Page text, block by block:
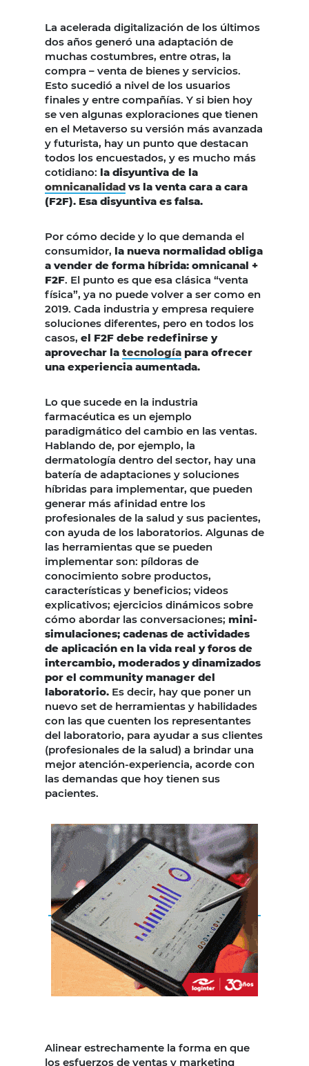
La acelerada digitalización de los últimos
dos años generó una adaptación de
muchas costumbres, entre otras, la
compra – venta de bienes y servicios.
Esto sucedió a nivel de los usuarios
finales y entre compañías. Y si bien hoy
se ven algunas exploraciones que tienen
en el Metaverso su versión más avanzada
y futurista, hay un punto que destacan
todos los encuestados, y es mucho más
cotidiano: la disyuntiva de la
omnicanalidad vs la venta cara a cara
(F2F). Esa disyuntiva es falsa.
Por cómo decide y lo que demanda el
consumidor, la nueva normalidad obliga
a vender de forma híbrida: omnicanal +
F2F. El punto es que esa clásica “venta
física”, ya no puede volver a ser como en
2019. Cada industria y empresa requiere
soluciones diferentes, pero en todos los
casos, el F2F debe redefinirse y
aprovechar la tecnología para ofrecer
una experiencia aumentada.
Lo que sucede en la industria
farmacéutica es un ejemplo
paradigmático del cambio en las ventas.
Hablando de, por ejemplo, la
dermatología dentro del sector, hay una
batería de adaptaciones y soluciones
híbridas para implementar, que pueden
generar más afinidad entre los
profesionales de la salud y sus pacientes,
con ayuda de los laboratorios. Algunas de
las herramientas que se pueden
implementar son: píldoras de
conocimiento sobre productos,
características y beneficios; videos
explicativos; ejercicios dinámicos sobre
cómo abordar las conversaciones; mini-
simulaciones; cadenas de actividades
de aplicación en la vida real y foros de
intercambio, moderados y dinamizados
por el community manager del
laboratorio. Es decir, hay que poner un
nuevo set de herramientas y habilidades
con las que cuenten los representantes
del laboratorio, para ayudar a sus clientes
(profesionales de la salud) a brindar una
mejor atención-experiencia, acorde con
las demandas que hoy tienen sus
pacientes.
Alinear estrechamente la forma en que
los esfuerzos de ventas y marketing